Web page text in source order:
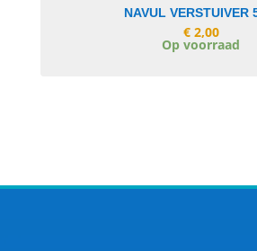
In
NAVUL VERSTUIVER
€2,00
Op voorraad